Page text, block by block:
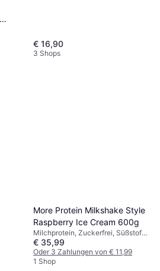
€ 16,90
3 Shops
More Protein Milkshake Style
Raspberry Ice Cream 600g
Milchprotein, Zuckerfrei, Süßstoff,
Verbessert die Muskelfunktion
€ 35,99
Oder 3 Zahlungen von € 11,99
1 Shop